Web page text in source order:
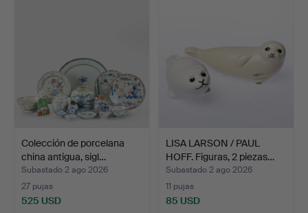
Colección de porcelana
china antigua, sigl…
Subastado 2 ago 2026
27 pujas
525 USD
LISA LARSON / PAUL
HOFF. Figuras, 2 piezas…
Subastado 2 ago 2026
11 pujas
85 USD